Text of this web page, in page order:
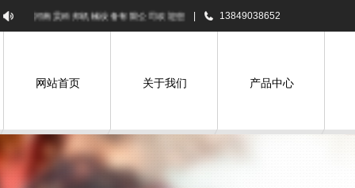
河南昊科邦机械设备有限公司欢迎您！ 13849038652
网站首页 关于我们 产品中心